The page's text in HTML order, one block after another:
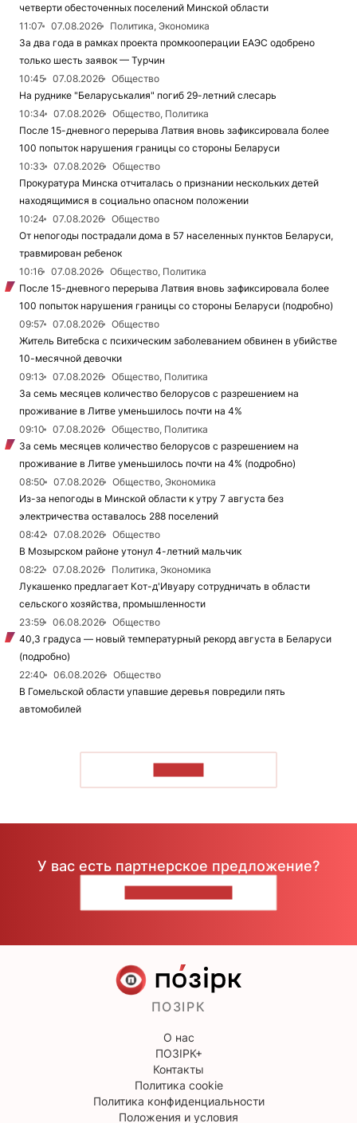
четверти обесточенных поселений Минской области
11:07
07.08.2026
Политика, Экономика
За два года в рамках проекта промкооперации ЕАЭС одобрено
только шесть заявок — Турчин
10:45
07.08.2026
Общество
На руднике "Беларуськалия" погиб 29-летний слесарь
10:34
07.08.2026
Общество, Политика
После 15-дневного перерыва Латвия вновь зафиксировала более
100 попыток нарушения границы со стороны Беларуси
10:33
07.08.2026
Общество
Прокуратура Минска отчиталась о признании нескольких детей
находящимися в социально опасном положении
10:24
07.08.2026
Общество
От непогоды пострадали дома в 57 населенных пунктов Беларуси,
травмирован ребенок
10:16
07.08.2026
Общество, Политика
После 15-дневного перерыва Латвия вновь зафиксировала более
100 попыток нарушения границы со стороны Беларуси (подробно)
09:57
07.08.2026
Общество
Житель Витебска с психическим заболеванием обвинен в убийстве
10-месячной девочки
09:13
07.08.2026
Общество, Политика
За семь месяцев количество белорусов с разрешением на
проживание в Литве уменьшилось почти на 4%
09:10
07.08.2026
Общество, Политика
За семь месяцев количество белорусов с разрешением на
проживание в Литве уменьшилось почти на 4% (подробно)
08:50
07.08.2026
Общество, Экономика
Из-за непогоды в Минской области к утру 7 августа без
электричества оставалось 288 поселений
08:42
07.08.2026
Общество
В Мозырском районе утонул 4-летний мальчик
08:22
07.08.2026
Политика, Экономика
Лукашенко предлагает Кот-д'Ивуару сотрудничать в области
сельского хозяйства, промышленности
23:59
06.08.2026
Общество
40,3 градуса — новый температурный рекорд августа в Беларуси
(подробно)
22:40
06.08.2026
Общество
В Гомельской области упавшие деревья повредили пять
автомобилей
У вас есть партнерское предложение?
ПОЗІРК
О нас
ПОЗІРК+
Контакты
Политика cookie
Политика конфиденциальности
Положения и условия